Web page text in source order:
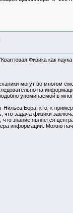
Физика как
могут во многом
на
упоминаемой в
Бора, кто, к
задача физики
знание является
информации. Можно